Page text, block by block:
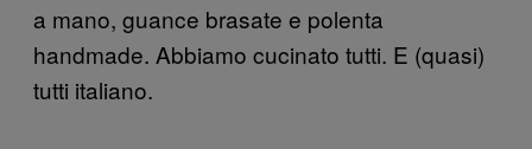
a mano, guance brasate e polenta
handmade. Abbiamo cucinato tutti. E (quasi)
tutti italiano.